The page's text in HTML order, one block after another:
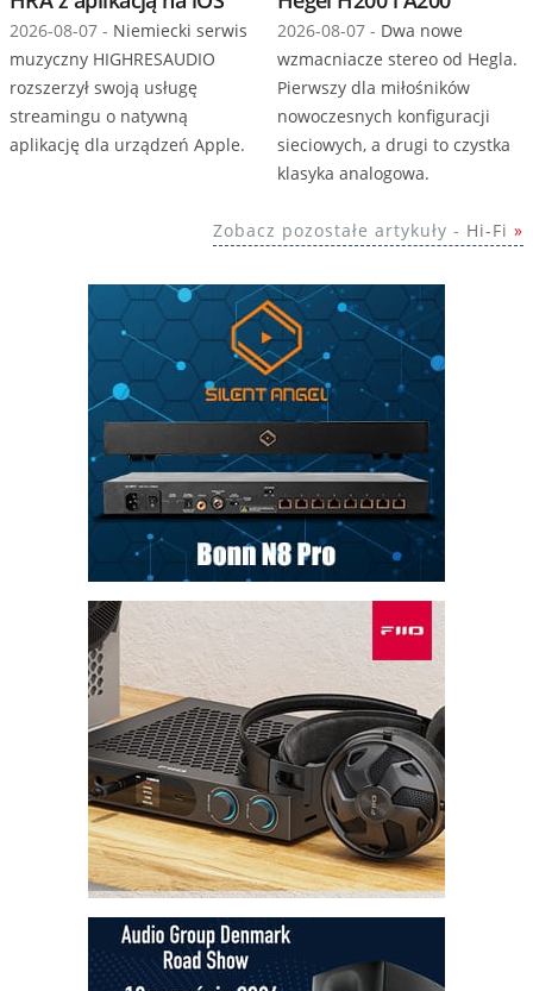
2026-08-07 - Niemiecki serwis
muzyczny HIGHRESAUDIO
rozszerzył swoją usługę
streamingu o natywną
aplikację dla urządzeń Apple.
2026-08-07 - Dwa nowe
wzmacniacze stereo od Hegla.
Pierwszy dla miłośników
nowoczesnych konfiguracji
sieciowych, a drugi to czystka
klasyka analogowa.
Zobacz pozostałe artykuły - Hi-Fi